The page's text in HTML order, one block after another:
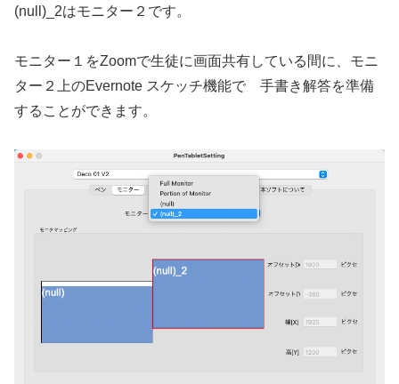
(null)_2はモニター２です。
モニター１をZoomで生徒に画面共有している間に、モニ
ター２上のEvernote スケッチ機能で 手書き解答を準備
することができます。